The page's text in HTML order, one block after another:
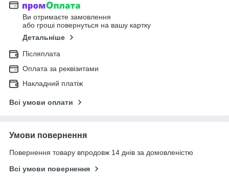
Ви отримаєте замовлення
або гроші повернуться на вашу картку
Детальніше
Післяплата
Оплата за реквізитами
Накладний платіж
Всі умови оплати
Умови повернення
Повернення товару впродовж 14 днів за домовленістю
Всі умови повернення